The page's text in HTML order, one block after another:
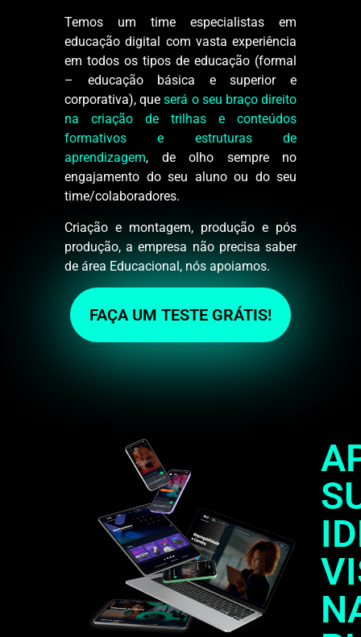
Temos um time especialistas em
educação digital com vasta experiência
em todos os tipos de educação (formal
– educação básica e superior e
corporativa), queserá o seu braço direito
na criação de trilhas e conteúdos
formativos e estruturas de
aprendizagem, de olho sempre no
engajamento do seu aluno ou do seu
time/colaboradores.
Criação e montagem, produção e pós
produção, a empresa não precisa saber
de área Educacional, nós apoiamos.
FAÇA UM TESTE GRÁTIS!